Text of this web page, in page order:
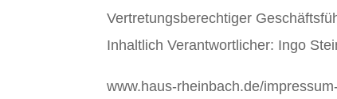
Vertretungsberechtiger
Inhaltlich Verantwortlicher: Ingo
www.haus-rheinbach.de/